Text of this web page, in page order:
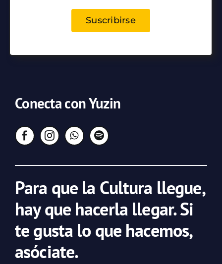
Suscribirse
Conecta con Yuzin
Para que la Cultura llegue,
hay que hacerla llegar. Si
te gusta lo que hacemos,
asóciate.